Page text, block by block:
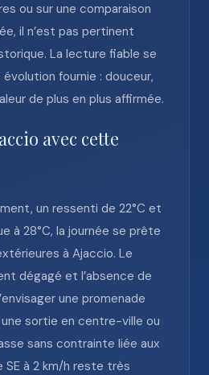
ou sur une comparaison
il n’est pas pertinent
La lecture fiable se
fournie : douceur,
de plus en plus affirmée.
avec cette
un ressenti de 22°C et
à 28°C, la journée se prête
à Ajaccio. Le
dégagé et l’absence de
une promenade
sortie en centre-ville ou
sans contrainte liée aux
SE à 2 km/h reste très